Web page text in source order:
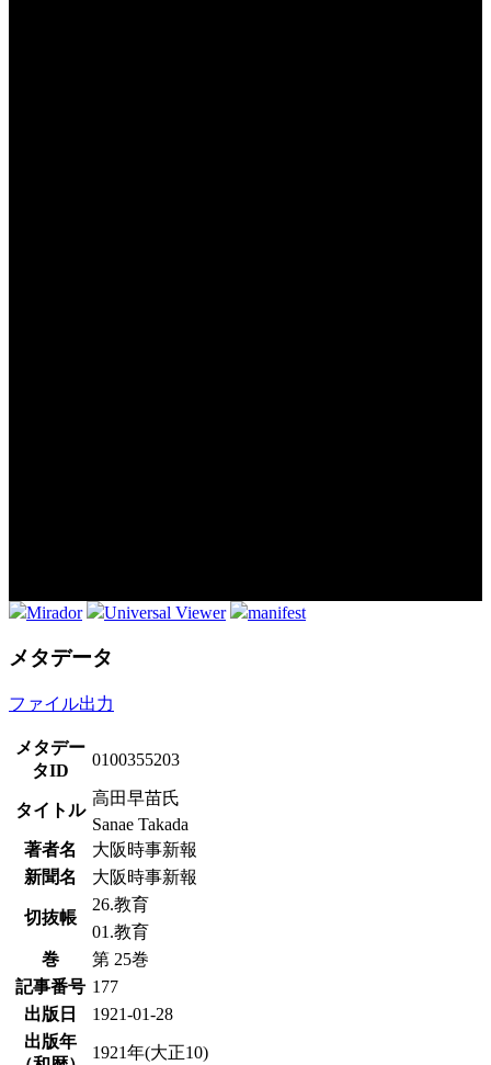
Mirador Universal Viewer manifest
メタデータ
ファイル出力
メタデー
タID
0100355203
タイトル
高田早苗氏
Sanae Takada
著者名
大阪時事新報
新聞名
大阪時事新報
切抜帳
26.教育
01.教育
巻
第 25巻
記事番号 177
出版日
1921-01-28
出版年
1921年(大正10)